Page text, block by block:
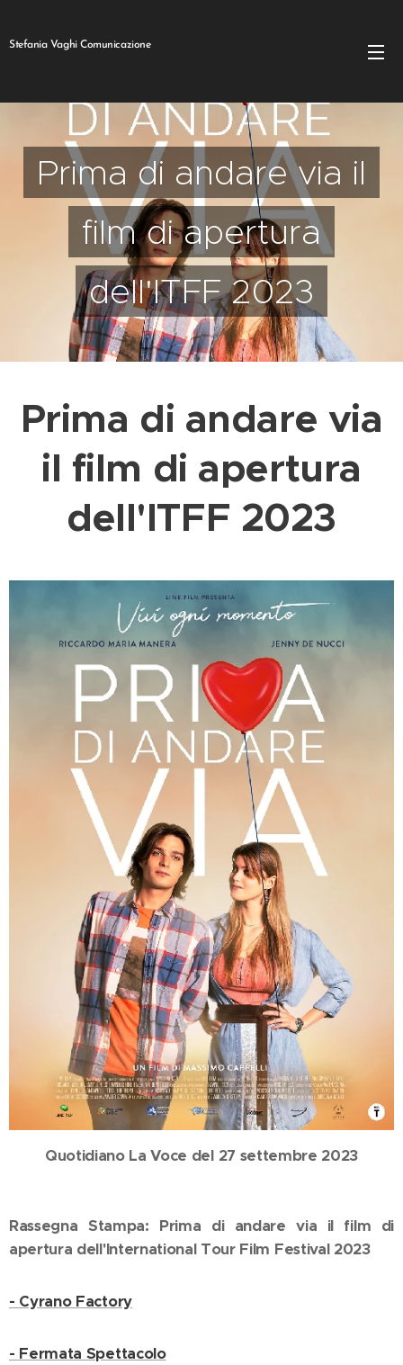
Stefania Vaghi Comunicazione
Prima di andare via il
film di apertura
dell'ITFF 2023
Prima di andare via
il film di apertura
dell'ITFF 2023
Quotidiano La Voce del 27 settembre 2023
Rassegna Stampa: Prima di andare via il film di
apertura dell'International Tour Film Festival 2023
- Cyrano Factory
- Fermata Spettacolo